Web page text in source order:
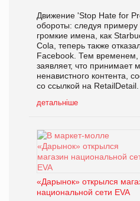
Движение 'Stop Hate for
обороты: следуя
громкие имена, как
Cola, теперь также
Facebook. Тем временем,
заявляет, что принимает
ненавистного контента,
со ссылкой на RetailDetail.
детальніше
«Дарынок» открылся
национальной сети EVA